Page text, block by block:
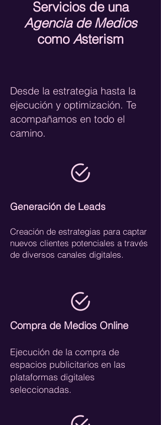
Servicios de una
Agencia de Medios
comoAsterism
Desde la estrategia hasta la
ejecución y optimización. Te
acompañamos en todo el
camino.
Generación de Leads
Creación de estrategias para captar
nuevos clientes potenciales a través
de diversos canales digitales.
Compra de Medios Online
Ejecución de la compra de
espacios publicitarios en las
plataformas digitales
seleccionadas.